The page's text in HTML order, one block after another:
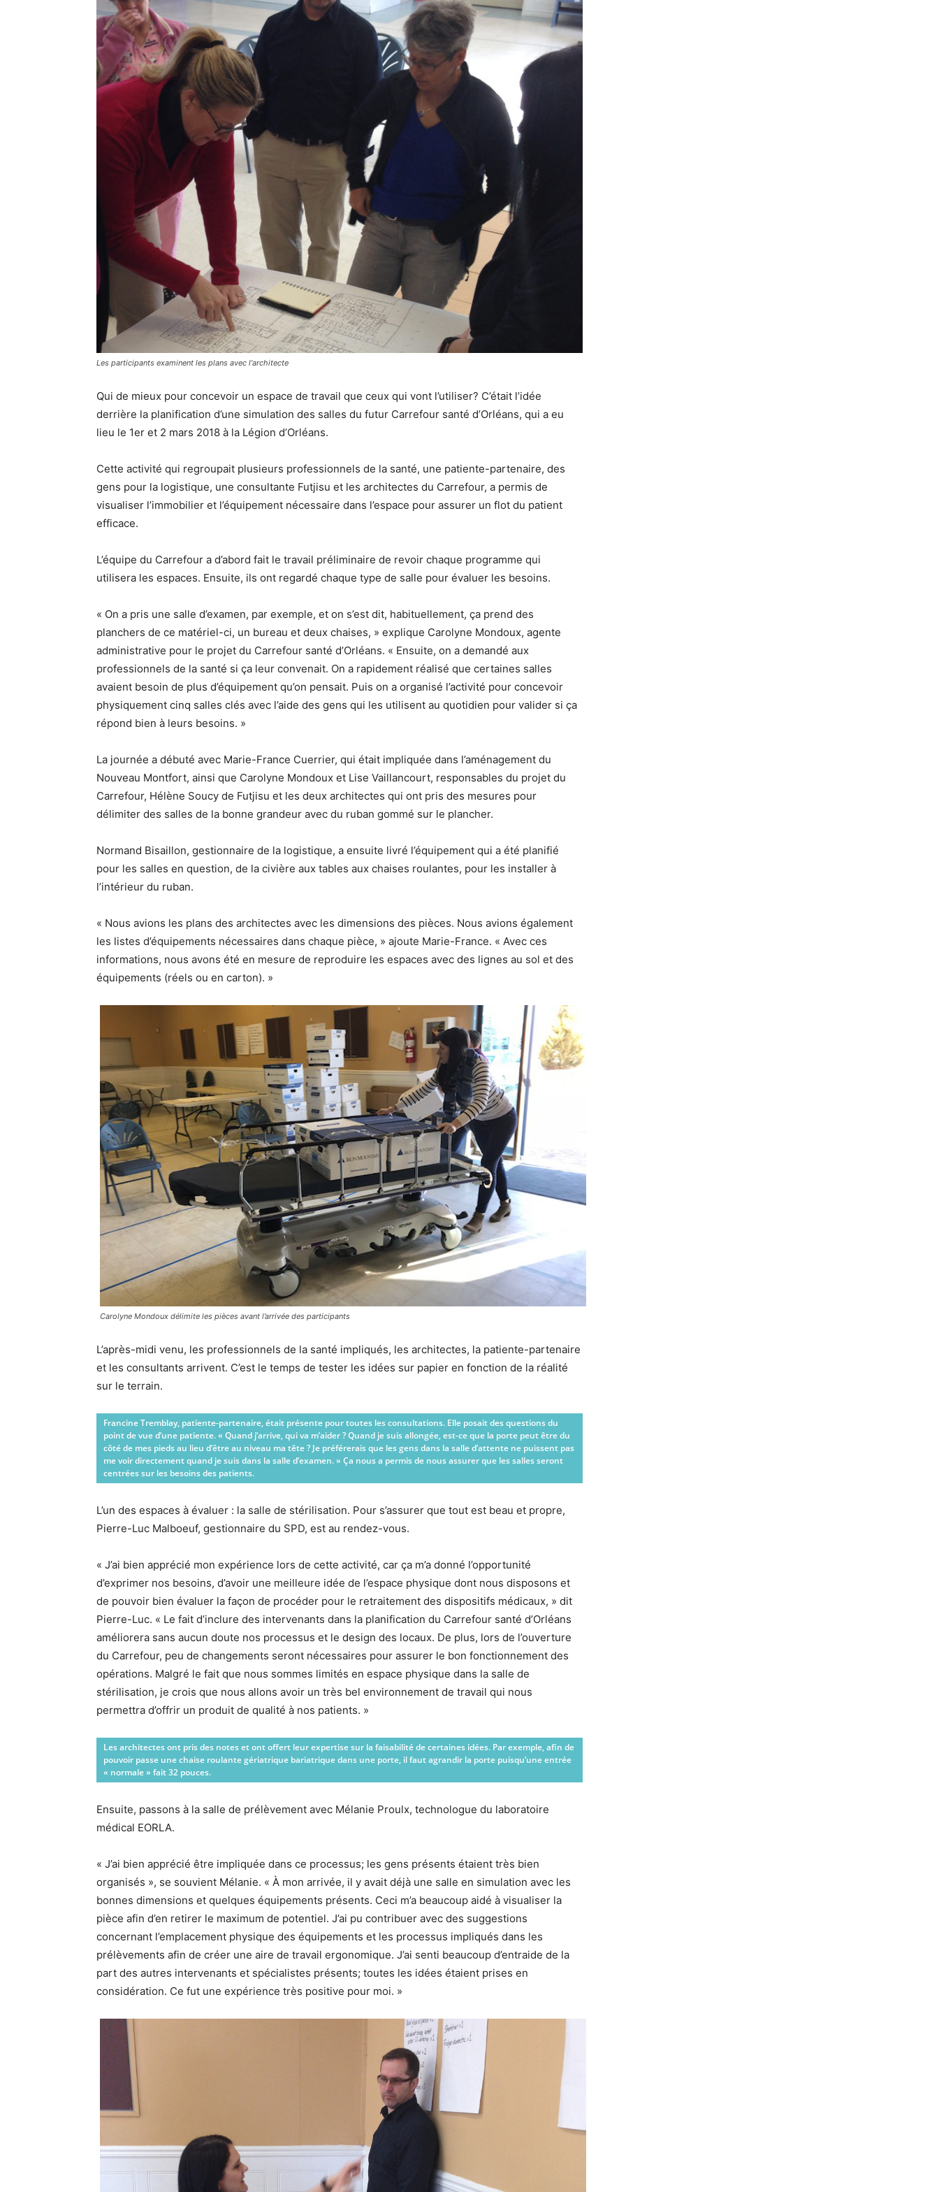
Les participants examinent les plans avec l'architecte
Qui de mieux pour concevoir un espace de travail que ceux qui vont l’utiliser? C’était l’idée
derrière la planification d’une simulation des salles du futur Carrefour santé d’Orléans, qui a eu
lieu le 1er et 2 mars 2018 à la Légion d’Orléans.
Cette activité qui regroupait plusieurs professionnels de la santé, une patiente-partenaire, des
gens pour la logistique, une consultante Futjisu et les architectes du Carrefour, a permis de
visualiser l’immobilier et l’équipement nécessaire dans l’espace pour assurer un flot du patient
efficace.
L’équipe du Carrefour a d’abord fait le travail préliminaire de revoir chaque programme qui
utilisera les espaces. Ensuite, ils ont regardé chaque type de salle pour évaluer les besoins.
« On a pris une salle d’examen, par exemple, et on s’est dit, habituellement, ça prend des
planchers de ce matériel-ci, un bureau et deux chaises, » explique Carolyne Mondoux, agente
administrative pour le projet du Carrefour santé d’Orléans. « Ensuite, on a demandé aux
professionnels de la santé si ça leur convenait. On a rapidement réalisé que certaines salles
avaient besoin de plus d’équipement qu’on pensait. Puis on a organisé l’activité pour concevoir
physiquement cinq salles clés avec l’aide des gens qui les utilisent au quotidien pour valider si ça
répond bien à leurs besoins. »
La journée a débuté avec Marie-France Cuerrier, qui était impliquée dans l’aménagement du
Nouveau Montfort, ainsi que Carolyne Mondoux et Lise Vaillancourt, responsables du projet du
Carrefour, Hélène Soucy de Futjisu et les deux architectes qui ont pris des mesures pour
délimiter des salles de la bonne grandeur avec du ruban gommé sur le plancher.
Normand Bisaillon, gestionnaire de la logistique, a ensuite livré l’équipement qui a été planifié
pour les salles en question, de la civière aux tables aux chaises roulantes, pour les installer à
l’intérieur du ruban.
« Nous avions les plans des architectes avec les dimensions des pièces. Nous avions également
les listes d’équipements nécessaires dans chaque pièce, » ajoute Marie-France. « Avec ces
informations, nous avons été en mesure de reproduire les espaces avec des lignes au sol et des
équipements (réels ou en carton). »
Carolyne Mondoux délimite les pièces avant l’arrivée des participants
L’après-midi venu, les professionnels de la santé impliqués, les architectes, la patiente-partenaire
et les consultants arrivent. C’est le temps de tester les idées sur papier en fonction de la réalité
sur le terrain.
Francine Tremblay, patiente-partenaire, était présente pour toutes les consultations. Elle posait des questions du
point de vue d’une patiente. « Quand j’arrive, qui va m’aider ? Quand je suis allongée, est-ce que la porte peut être du
côté de mes pieds au lieu d’être au niveau ma tête ? Je préférerais que les gens dans la salle d’attente ne puissent pas
me voir directement quand je suis dans la salle d’examen. » Ça nous a permis de nous assurer que les salles seront
centrées sur les besoins des patients.
L’un des espaces à évaluer : la salle de stérilisation. Pour s’assurer que tout est beau et propre,
Pierre-Luc Malboeuf, gestionnaire du SPD, est au rendez-vous.
« J’ai bien apprécié mon expérience lors de cette activité, car ça m’a donné l’opportunité
d’exprimer nos besoins, d’avoir une meilleure idée de l’espace physique dont nous disposons et
de pouvoir bien évaluer la façon de procéder pour le retraitement des dispositifs médicaux, » dit
Pierre-Luc. « Le fait d’inclure des intervenants dans la planification du Carrefour santé d’Orléans
améliorera sans aucun doute nos processus et le design des locaux. De plus, lors de l’ouverture
du Carrefour, peu de changements seront nécessaires pour assurer le bon fonctionnement des
opérations. Malgré le fait que nous sommes limités en espace physique dans la salle de
stérilisation, je crois que nous allons avoir un très bel environnement de travail qui nous
permettra d’offrir un produit de qualité à nos patients. »
Les architectes ont pris des notes et ont offert leur expertise sur la faisabilité de certaines idées. Par exemple, afin de
pouvoir passe une chaise roulante gériatrique bariatrique dans une porte, il faut agrandir la porte puisqu’une entrée
« normale » fait 32 pouces.
Ensuite, passons à la salle de prélèvement avec Mélanie Proulx, technologue du laboratoire
médical EORLA.
« J’ai bien apprécié être impliquée dans ce processus; les gens présents étaient très bien
organisés », se souvient Mélanie. « À mon arrivée, il y avait déjà une salle en simulation avec les
bonnes dimensions et quelques équipements présents. Ceci m’a beaucoup aidé à visualiser la
pièce afin d’en retirer le maximum de potentiel. J’ai pu contribuer avec des suggestions
concernant l’emplacement physique des équipements et les processus impliqués dans les
prélèvements afin de créer une aire de travail ergonomique. J’ai senti beaucoup d’entraide de la
part des autres intervenants et spécialistes présents; toutes les idées étaient prises en
considération. Ce fut une expérience très positive pour moi. »